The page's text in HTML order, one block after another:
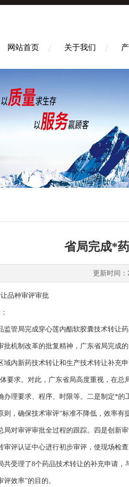
网站首页 关于我们
省局完成*
更新时间
品种审评审批
监管局完成穿心莲内酯软胶囊技术转让
批机制改革的批复精神，广东省局完成
域内新药技术转让和生产技术转让补充
要求。对此，广东省局高度重视，在
办理要求、程序、时限等。二是制定*
则，确保技术审评“标准不降低，效率
局对审评审批全过程的跟踪。四是创新
审评认证中心进行初步审评，使现场检
共受理了8个药品技术转让的补充申请
效率”的目的。